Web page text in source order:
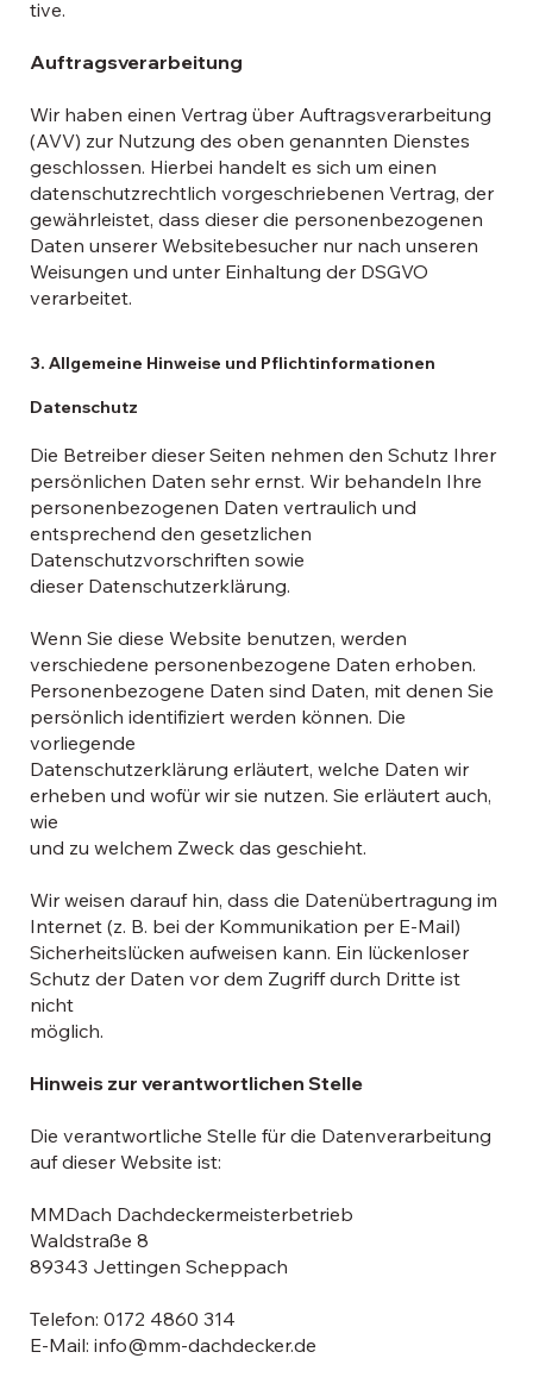
tive.
Auftragsverarbeitung
Wir haben einen Vertrag über Auftragsverarbeitung
(AVV) zur Nutzung des oben genannten Dienstes
geschlossen. Hierbei handelt es sich um einen
datenschutzrechtlich vorgeschriebenen Vertrag, der
gewährleistet, dass dieser die personenbezogenen
Daten unserer Websitebesucher nur nach unseren
Weisungen und unter Einhaltung der DSGVO
verarbeitet.
3. Allgemeine Hinweise und Pflichtinformationen
Datenschutz
Die Betreiber dieser Seiten nehmen den Schutz Ihrer
persönlichen Daten sehr ernst. Wir behandeln Ihre
personenbezogenen Daten vertraulich und
entsprechend den gesetzlichen
Datenschutzvorschriften sowie
dieser Datenschutzerklärung.
Wenn Sie diese Website benutzen, werden
verschiedene personenbezogene Daten erhoben.
Personenbezogene Daten sind Daten, mit denen Sie
persönlich identifiziert werden können. Die
vorliegende
Datenschutzerklärung erläutert, welche Daten wir
erheben und wofür wir sie nutzen. Sie erläutert auch,
wie
und zu welchem Zweck das geschieht.
Wir weisen darauf hin, dass die Datenübertragung im
Internet (z. B. bei der Kommunikation per E-Mail)
Sicherheitslücken aufweisen kann. Ein lückenloser
Schutz der Daten vor dem Zugriff durch Dritte ist
nicht
möglich.
Hinweis zur verantwortlichen Stelle
Die verantwortliche Stelle für die Datenverarbeitung
auf dieser Website ist:
MMDach Dachdeckermeisterbetrieb
Waldstraße 8
89343 Jettingen Scheppach
Telefon: 0172 4860 314
E-Mail:info@mm-dachdecker.de